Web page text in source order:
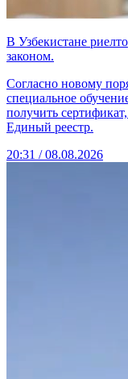
В Узбекистане
законом.
Согласно новому
специальное
получить
Единый реестр.
20:31 / 08.08.2026